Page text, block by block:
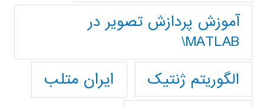
آموزش پردازش تصوير در
MATLAB\
الگوریتم ژنتیک
ایران متلب